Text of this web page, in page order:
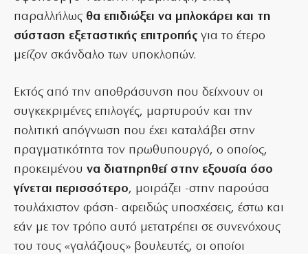
παραλλήλως θα επιδιώξει να μπλοκάρει και τη
σύσταση εξεταστικής επιτροπής για το έτερο
μείζον σκάνδαλο των υποκλοπών.
Εκτός από την αποθράσυνση που δείχνουν οι
συγκεκριμένες επιλογές, μαρτυρούν και την
πολιτική απόγνωση που έχει καταλάβει στην
πραγματικότητα τον πρωθυπουργό, ο οποίος,
προκειμένου να διατηρηθεί στην εξουσία όσο
γίνεται περισσότερο, μοιράζει -στην παρούσα
τουλάχιστον φάση- αφειδώς υποσχέσεις, έστω και
εάν με τον τρόπο αυτό μετατρέπει σε συνενόχους
του τους «γαλάζιους» βουλευτές, οι οποίοι